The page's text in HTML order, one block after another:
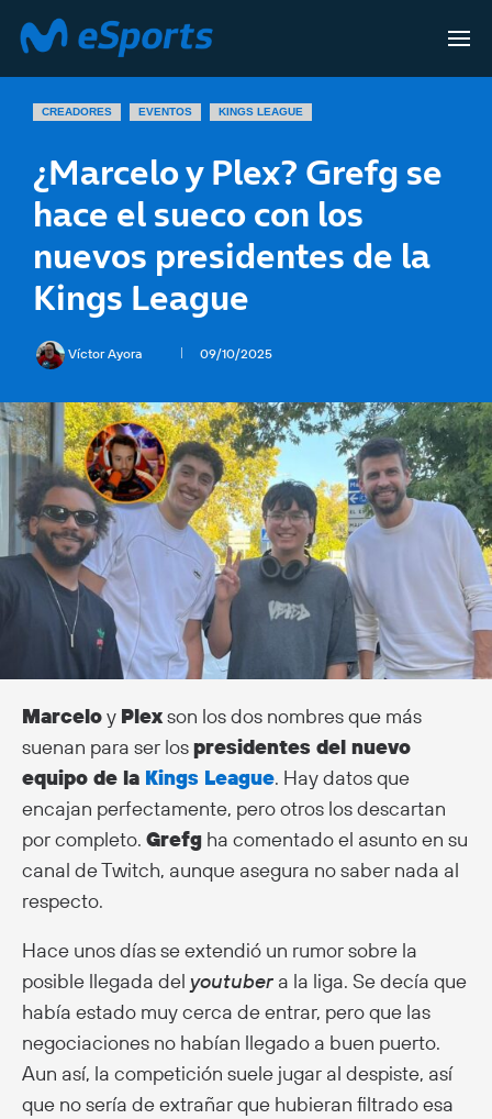
CREADORES EVENTOS KINGS LEAGUE
¿Marcelo y Plex? Grefg se
hace el sueco con los
nuevos presidentes de la
Kings League
Víctor Ayora 09/10/2025
Marceloy Plexson los dos nombres que más
suenan para ser lospresidentes del nuevo
equipo de la Kings League. Hay datos que
encajan perfectamente, pero otros los descartan
por completo. Grefg ha comentado el asunto en su
canal de Twitch, aunque asegura no saber nada al
respecto.
Hace unos días se extendió un rumor sobre la
posible llegada del youtuber a la liga. Se decía que
había estado muy cerca de entrar, pero que las
negociaciones no habían llegado a buen puerto.
Aun así, la competición suele jugar al despiste, así
que no sería de extrañar que hubieran filtrado esa